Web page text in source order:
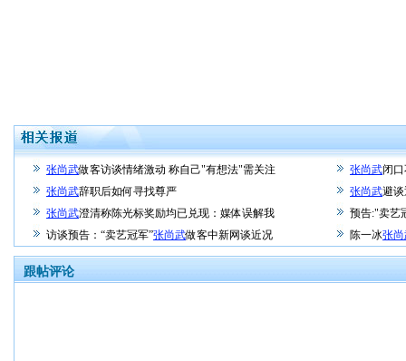
张尚武做客访谈情绪激动 称自己"有想法"需关注 张尚武闭
张尚武辞职后如何寻找尊严 张尚武避
张尚武澄清称陈光标奖励均已兑现：媒体误解我
预告:"卖艺
访谈预告：“卖艺冠军”张尚武做客中新网谈近况 陈一冰张
跟帖评论